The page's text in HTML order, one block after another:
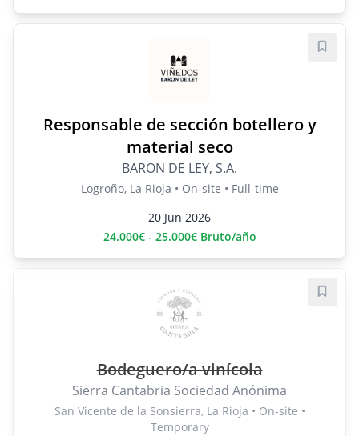
Responsable de sección botellero y
material seco
BARON DE LEY, S.A.
Logroño, La Rioja • On-site • Full-time
20 Jun 2026
24.000€ - 25.000€ Bruto/año
Save
Bodeguero/a vinícola
Sierra Cantabria Sociedad Anónima
San Vicente de la Sonsierra, La Rioja • On-site •
Temporary
Save